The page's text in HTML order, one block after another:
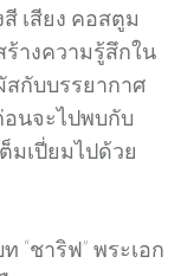
เสียง คอสตูม
ร้างความรู้สึกใน
กับบรรยากาศ
อนจะไปพบกับ
มเปี่ยมไปด้วย
“ชาริฟ” พระเอก